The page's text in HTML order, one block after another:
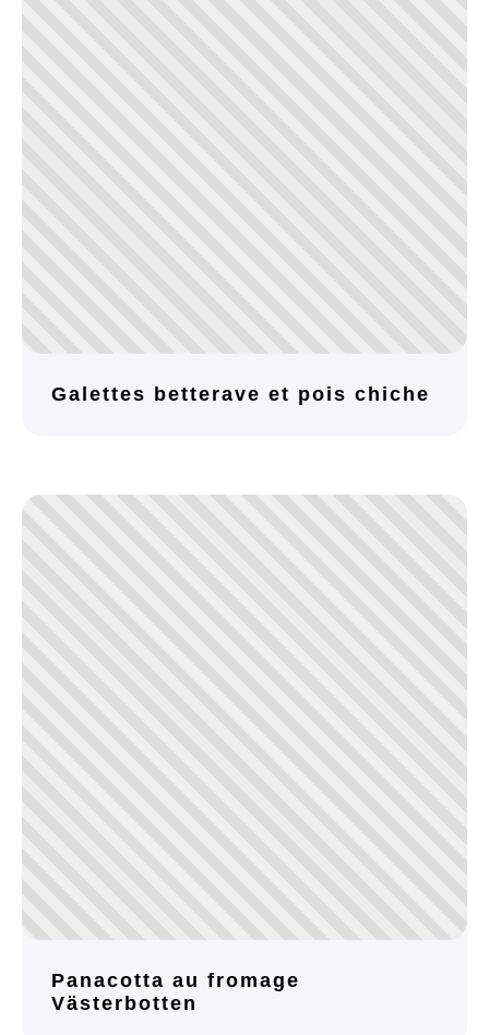
Galettes betterave et pois chiche
Panacotta au fromage
Västerbotten